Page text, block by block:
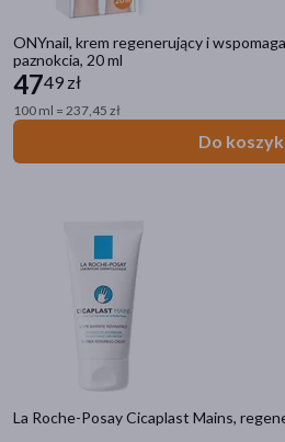
ONYnail, krem regenerujący i
paznokcia, 20 ml
4749 zł
100 ml = 237,45 zł
Do
La Roche-Posay Cicaplast Mains,